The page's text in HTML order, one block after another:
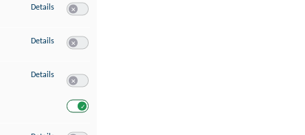
Details zu Erstellung von Profilen für personalisierte Werbung
Details zu Verwendung von Profilen zur Auswahl personalisierter Werbung
Details zu Messung der Werbeleistung